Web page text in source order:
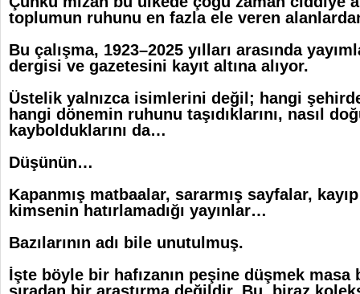
toplumun ruhunu en fazla ele veren
Bu çalışma, 1923–2025 yılları arasında
dergisi ve gazetesini kayıt altına alıyor.
Üstelik yalnızca isimlerini değil; hangi şehirde
hangi dönemin ruhunu taşıdıklarını, nasıl
kaybolduklarını da…
Düşünün…
Kapanmış matbaalar, sararmış sayfalar,
kimsenin hatırlamadığı yayınlar…
Bazılarının adı bile unutulmuş.
İşte böyle bir hafızanın peşine düşmek masa